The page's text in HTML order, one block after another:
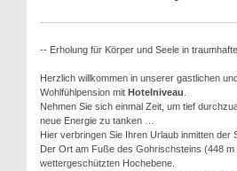
-- Erholung für Körper und Seele in
Herzlich willkommen in unserer gastlichen
Wohlfühlpension mit Hotelniveau
Nehmen Sie sich einmal Zeit, um tief
neue Energie zu tanken …
Hier verbringen Sie Ihren Urlaub inmitten der
Der Ort am Fuße des Gohrischsteins (448 m
wettergeschützten Hochebene.